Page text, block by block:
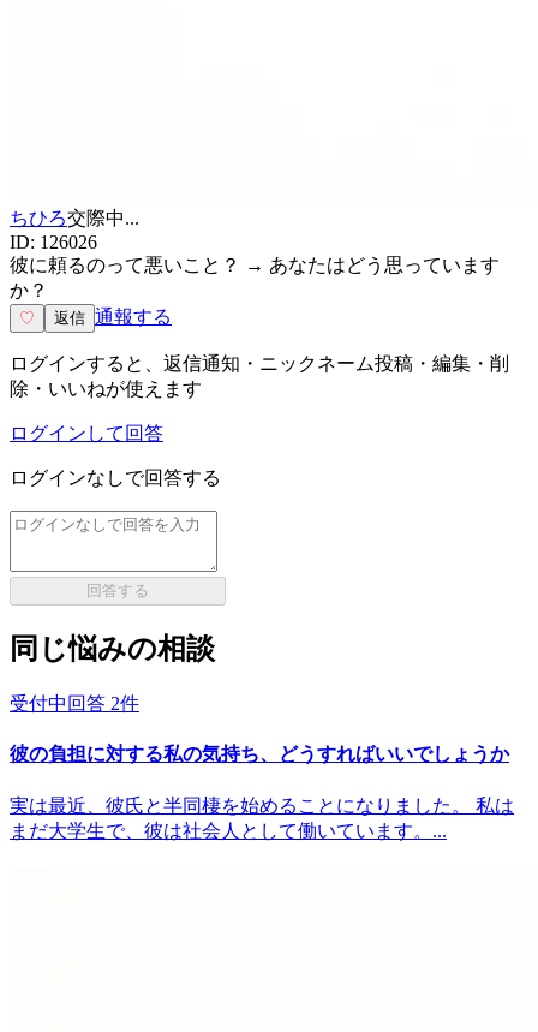
ちひろ交際中...
ID: 126026
彼に頼るのって悪いこと？ → あなたはどう思っています
か？
♡ 返信 通報する
ログインすると、返信通知・ニックネーム投稿・編集・削
除・いいねが使えます
ログインして回答
ログインなしで回答する
回答する
同じ悩みの相談
受付中 回答 2件
彼の負担に対する私の気持ち、どうすればいいでしょうか
実は最近、彼氏と半同棲を始めることになりました。 私は
まだ大学生で、彼は社会人として働いています。...